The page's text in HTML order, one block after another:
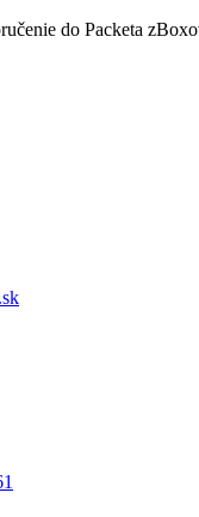
do Packeta